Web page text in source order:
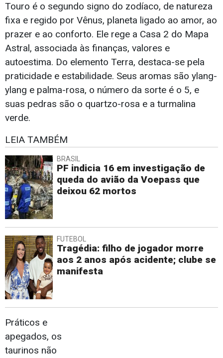
Touro é o segundo signo do zodíaco, de natureza
fixa e regido por Vênus, planeta ligado ao amor, ao
prazer e ao conforto. Ele rege a Casa 2 do Mapa
Astral, associada às finanças, valores e
autoestima. Do elemento Terra, destaca-se pela
praticidade e estabilidade. Seus aromas são ylang-
ylang e palma-rosa, o número da sorte é o 5, e
suas pedras são o quartzo-rosa e a turmalina
verde.
LEIA TAMBÉM
BRASIL
PF indicia 16 em investigação de
queda do avião da Voepass que
deixou 62 mortos
FUTEBOL
Tragédia: filho de jogador morre
aos 2 anos após acidente; clube se
manifesta
Práticos e
apegados, os
taurinos não